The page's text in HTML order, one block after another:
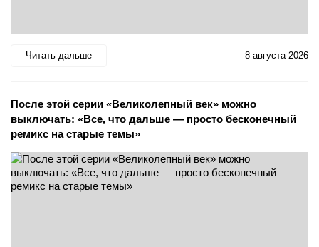
Читать дальше 8 августа 2026
После этой серии «Великолепный век» можно
выключать: «Все, что дальше — просто бесконечный
ремикс на старые темы»